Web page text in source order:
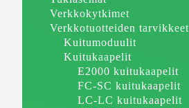
Verkkokytkimet
Verkkotuotteiden tarvikkeet
Kuitumoduulit
Kuitukaapelit
E2000 kuitukaapelit
FC-SC kuitukaapelit
LC-LC kuitukaapelit